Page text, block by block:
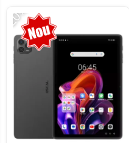
-20%